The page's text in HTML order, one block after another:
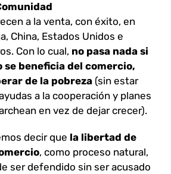
a la venta, con éxito, en
China, Estados Unidos e
Con lo cual, no pasa nada si
se beneficia del comercio,
de la pobreza (sin estar
a la cooperación y planes
en vez de dejar crecer).
decir que la libertad de
, como proceso natural,
ser defendido sin ser acusado